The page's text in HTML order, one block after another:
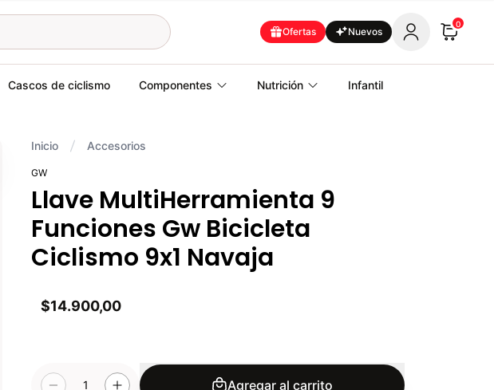
Ofertas Nuevos
0
Cascos de ciclismo Componentes Nutrición Infantil
Inicio Accesorios
GW
Llave MultiHerramienta 9
Funciones Gw Bicicleta
Ciclismo 9x1 Navaja
$14.900,00
1 Agregar al carrito